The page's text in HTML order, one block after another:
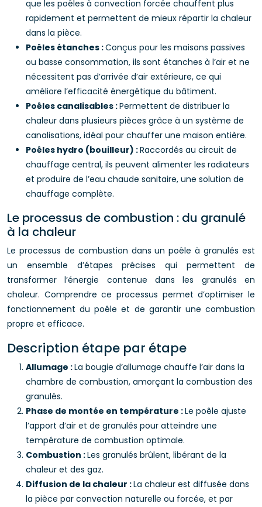
que les poêles à convection forcée chauffent plus
rapidement et permettent de mieux répartir la chaleur
dans la pièce.
Poêles étanches :Conçus pour les maisons passives
ou basse consommation, ils sont étanches à l’air et ne
nécessitent pas d’arrivée d’air extérieure, ce qui
améliore l’efficacité énergétique du bâtiment.
Poêles canalisables :Permettent de distribuer la
chaleur dans plusieurs pièces grâce à un système de
canalisations, idéal pour chauffer une maison entière.
Poêles hydro (bouilleur) :Raccordés au circuit de
chauffage central, ils peuvent alimenter les radiateurs
et produire de l’eau chaude sanitaire, une solution de
chauffage complète.
Le processus de combustion : du granulé
à la chaleur
Le processus de combustion dans un poêle à granulés est
un ensemble d’étapes précises qui permettent de
transformer l’énergie contenue dans les granulés en
chaleur. Comprendre ce processus permet d’optimiser le
fonctionnement du poêle et de garantir une combustion
propre et efficace.
Description étape par étape
Allumage :La bougie d’allumage chauffe l’air dans la
chambre de combustion, amorçant la combustion des
granulés.
Phase de montée en température :Le poêle ajuste
l’apport d’air et de granulés pour atteindre une
température de combustion optimale.
Combustion :Les granulés brûlent, libérant de la
chaleur et des gaz.
Diffusion de la chaleur :La chaleur est diffusée dans
la pièce par convection naturelle ou forcée, et par